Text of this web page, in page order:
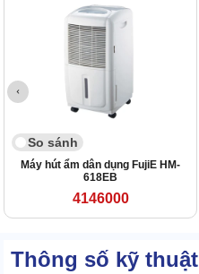
So sánh
Máy hút ẩm dân dụng FujiE HM-
618EB
4146000
Thông số kỹ thuật